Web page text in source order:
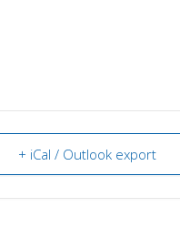
+ iCal / Outlook export